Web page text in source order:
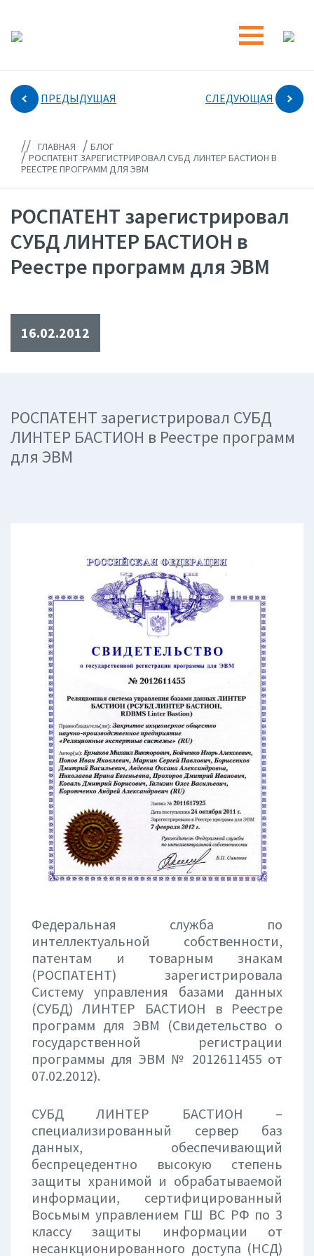
ПРЕДЫДУЩАЯ СЛЕДУЮЩАЯ
// ГЛАВНАЯ / БЛОГ
/РОСПАТЕНТ ЗАРЕГИСТРИРОВАЛ СУБД ЛИНТЕР БАСТИОН В
РЕЕСТРЕ ПРОГРАММ ДЛЯ ЭВМ
РОСПАТЕНТ зарегистрировал
СУБД ЛИНТЕР БАСТИОН в
Реестре программ для ЭВМ
16.02.2012
РОСПАТЕНТ зарегистрировал СУБД
ЛИНТЕР БАСТИОН в Реестре программ
для ЭВМ
Федеральная служба по
интеллектуальной собственности,
патентам и товарным знакам
(РОСПАТЕНТ) зарегистрировала
Систему управления базами данных
(СУБД) ЛИНТЕР БАСТИОН в Реестре
программ для ЭВМ (Свидетельство о
государственной регистрации
программы для ЭВМ № 2012611455 от
07.02.2012).
СУБД ЛИНТЕР БАСТИОН –
специализированный сервер баз
данных, обеспечивающий
беспрецедентно высокую степень
защиты хранимой и обрабатываемой
информации, сертифицированный
Восьмым управлением ГШ ВС РФ по 3
классу защиты информации от
несанкционированного доступа (НСД)